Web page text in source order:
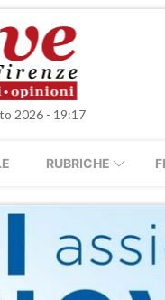
2026 - 19:17
RUBRICHE